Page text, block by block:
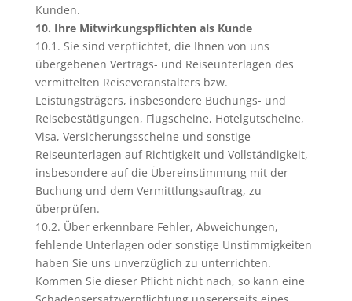
Kunden.
10. Ihre Mitwirkungspflichten als Kunde
10.1. Sie sind verpflichtet, die Ihnen von uns
übergebenen Vertrags- und Reiseunterlagen des
vermittelten Reiseveranstalters bzw.
Leistungsträgers, insbesondere Buchungs- und
Reisebestätigungen, Flugscheine, Hotelgutscheine,
Visa, Versicherungsscheine und sonstige
Reiseunterlagen auf Richtigkeit und Vollständigkeit,
insbesondere auf die Übereinstimmung mit der
Buchung und dem Vermittlungsauftrag, zu
überprüfen.
10.2. Über erkennbare Fehler, Abweichungen,
fehlende Unterlagen oder sonstige Unstimmigkeiten
haben Sie uns unverzüglich zu unterrichten.
Kommen Sie dieser Pflicht nicht nach, so kann eine